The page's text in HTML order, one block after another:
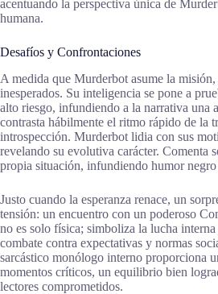
acentuando la perspectiva única de
humana.
Desafíos y Confrontaciones
A medida que Murderbot asume la
inesperados. Su inteligencia se pone a
alto riesgo, infundiendo a la narrativa una
contrasta hábilmente el ritmo rápido de la
introspección. Murderbot lidia con sus
revelando su evolutiva carácter. Comenta
propia situación, infundiendo humor negro
Justo cuando la esperanza renace, un
tensión: un encuentro con un poderoso
no es solo física; simboliza la lucha
combate contra expectativas y normas
sarcástico monólogo interno proporciona
momentos críticos, un equilibrio bien
lectores comprometidos.